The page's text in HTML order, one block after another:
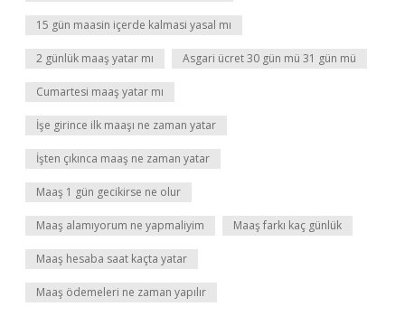
15 gün maasin içerde kalmasi yasal mı
2 günlük maaş yatar mı Asgari ücret 30 gün mü 31 gün mü
Cumartesi maaş yatar mı
İşe girince ilk maaşı ne zaman yatar
İşten çıkınca maaş ne zaman yatar
Maaş 1 gün gecikirse ne olur
Maaş alamıyorum ne yapmaliyim Maaş farkı kaç günlük
Maaş hesaba saat kaçta yatar
Maaş ödemeleri ne zaman yapılır